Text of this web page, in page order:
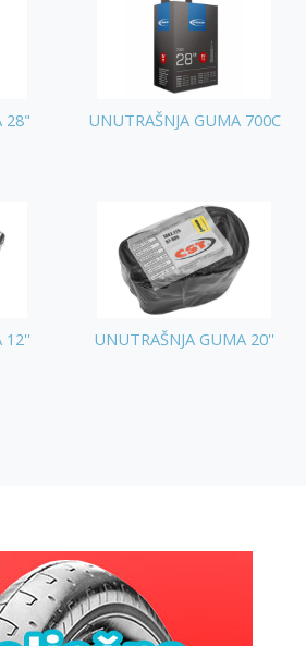
28" UNUTRAŠNJA GUMA 700C
12'' UNUTRAŠNJA GUMA 20''